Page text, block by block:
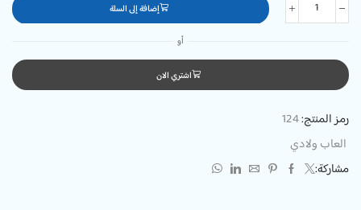
إضافة إلى السلة
أو
اشتري الان
رمز المنتج:124
العاب ولادي
مشاركة: